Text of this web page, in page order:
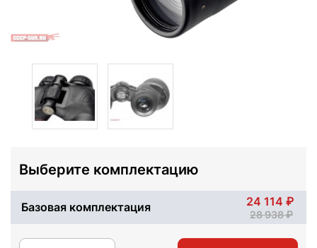
Выберите комплектацию
Базовая комплектация 24 114
28 938